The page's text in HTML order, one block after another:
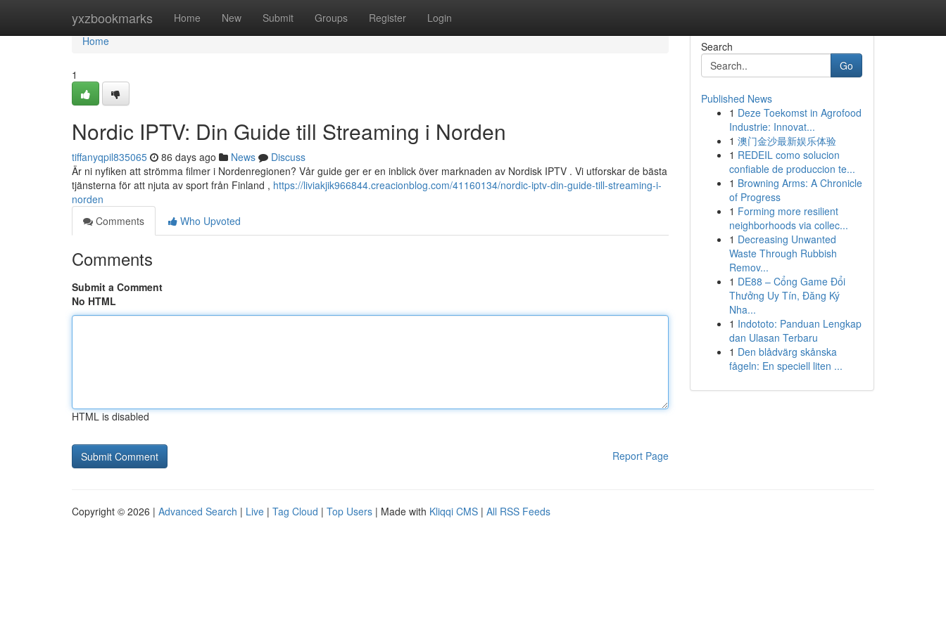
yxzbookmarks Home New Submit Groups Register Login
Home
Home
1
Nordic IPTV: Din Guide till Streaming i Norden
tiffanyqpil835065 86 days ago News
Discuss
Är ni nyfiken att strömma filmer i Nordenregionen? Vår guide ger er en inblick över marknaden av Nordisk IPTV . Vi utforskar de bästa
tjänsterna för att njuta av sport från Finland , https://liviakjik966844.creacionblog.com/41160134/nordic-iptv-din-guide-till-streaming-i-
norden
Comments
Who Upvoted
Comments
Submit a Comment
No HTML
HTML is disabled
Report Page
Search
Go
Published News
1 Deze Toekomst in Agrofood
Industrie: Innovat...
1 澳门金沙最新娱乐体验
1 REDEIL como solucion
confiable de produccion te...
1 Browning Arms: A Chronicle
of Progress
1 Forming more resilient
neighborhoods via collec...
1 Decreasing Unwanted
Waste Through Rubbish
Remov...
1 DE88 – Cổng Game Đổi
Thưởng Uy Tín, Đăng Ký
Nha...
1 Indototo: Panduan Lengkap
dan Ulasan Terbaru
1 Den blådvärg skånska
fågeln: En speciell liten ...
Copyright © 2026 | Advanced Search | Live | Tag Cloud | Top Users | Made with Kliqqi CMS | All RSS Feeds